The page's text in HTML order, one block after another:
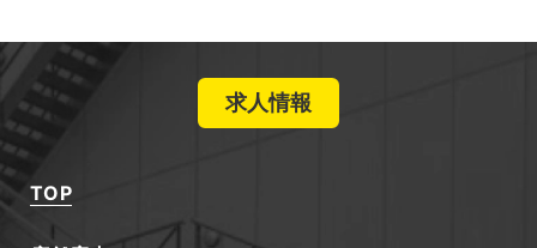
求人情報
TOP